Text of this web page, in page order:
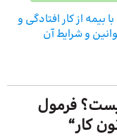
بیمه از کار افتادگی و
و شرایط آن
فرمول
“